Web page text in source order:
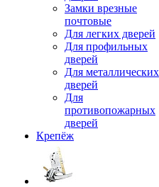
Замки врезные
почтовые
Для легких дверей
Для профильных
дверей
Для металлических
дверей
Для
противопожарных
дверей
Крепёж